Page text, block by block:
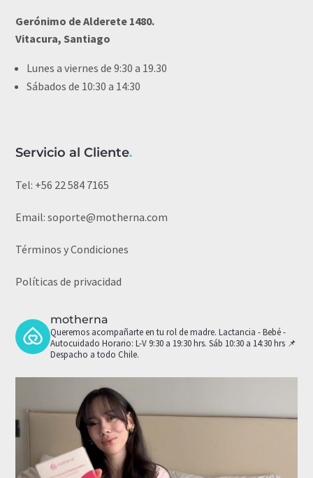
Gerónimo de Alderete 1480.
Vitacura, Santiago
Lunes a viernes de 9:30 a 19.30
Sábados de 10:30 a 14:30
Servicio al Cliente.
Tel: +56 22 584 7165
Email:soporte@motherna.com
Términos y Condiciones
Políticas de privacidad
motherna
Queremos acompañarte en tu rol de madre. Lactancia - Bebé -
Autocuidado Horario: L-V 9:30 a 19:30 hrs. Sáb 10:30 a 14:30 hrs 📌
Despacho a todo Chile.